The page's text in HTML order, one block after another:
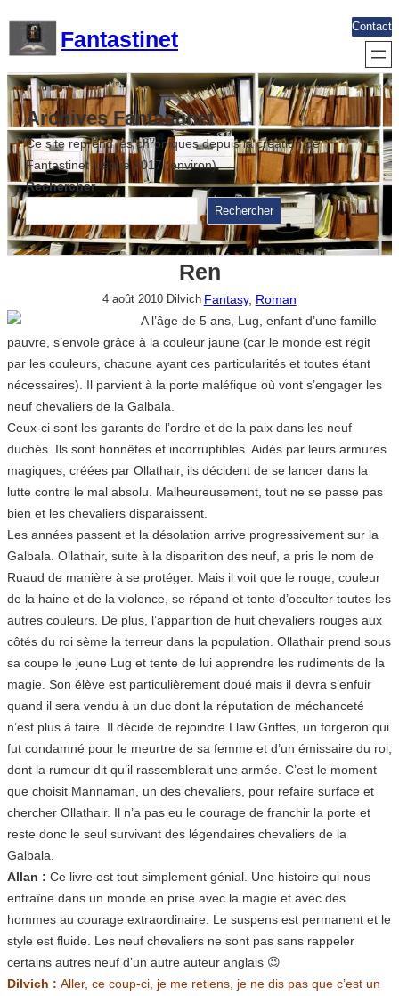
contenu
Fantastinet
Contact
Archives Fantastinet
Ce site reprend les chroniques depuis la création de
Fantastinet jusque 2017 (environ)
Rechercher
Rechercher
Ren
4 août 2010 Dilvich Fantasy, Roman
A l’âge de 5 ans, Lug, enfant d’une famille
pauvre, s’envole grâce à la couleur jaune (car le monde est régit
par les couleurs, chacune ayant ces particularités et toutes étant
nécessaires). Il parvient à la porte maléfique où vont s’engager les
neuf chevaliers de la Galbala.
Ceux-ci sont les garants de l’ordre et de la paix dans les neuf
duchés. Ils sont honnêtes et incorruptibles. Aidés par leurs armures
magiques, créées par Ollathair, ils décident de se lancer dans la
lutte contre le mal absolu. Malheureusement, tout ne se passe pas
bien et les chevaliers disparaissent.
Les années passent et la désolation arrive progressivement sur la
Galbala. Ollathair, suite à la disparition des neuf, a pris le nom de
Ruaud de manière à se protéger. Mais il voit que le rouge, couleur
de la haine et de la violence, se répand et tente d’occulter toutes les
autres couleurs. De plus, l’apparition de huit chevaliers rouges aux
côtés du roi sème la terreur dans la population. Ollathair prend sous
sa coupe le jeune Lug et tente de lui apprendre les rudiments de la
magie. Son élève est particulièrement doué mais il devra s’enfuir
quand il sera vendu à un duc dont la réputation de méchanceté
n’est plus à faire. Il décide de rejoindre Llaw Griffes, un forgeron qui
fut condamné pour le meurtre de sa femme et d’un émissaire du roi,
dont la rumeur dit qu’il rassemblerait une armée. C’est le moment
que choisit Mannaman, un des chevaliers, pour refaire surface et
chercher Ollathair. Il n’a pas eu le courage de franchir la porte et
reste donc le seul survivant des légendaires chevaliers de la
Galbala.
Allan : Ce livre est tout simplement génial. Une histoire qui nous
entraîne dans un monde en prise avec la magie et avec des
hommes au courage extraordinaire. Le suspens est permanent et le
style est fluide. Les neuf chevaliers ne sont pas sans rappeler
certains autres neuf d’un autre auteur anglais 😉
Dilvich : Aller, ce coup-ci, je me retiens, je ne dis pas que c’est un